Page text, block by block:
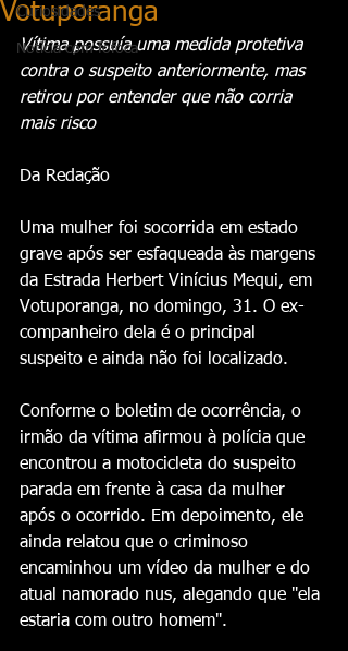
Curiosidades
Notícia com fofoca
Votuporanga
Vítima possuía uma medida protetiva
contra o suspeito anteriormente, mas
retirou por entender que não corria
mais risco
Da Redação
Uma mulher foi socorrida em estado
grave após ser esfaqueada às margens
da Estrada Herbert Vinícius Mequi, em
Votuporanga, no domingo, 31. O ex-
companheiro dela é o principal
suspeito e ainda não foi localizado.
Conforme o boletim de ocorrência, o
irmão da vítima afirmou à polícia que
encontrou a motocicleta do suspeito
parada em frente à casa da mulher
após o ocorrido. Em depoimento, ele
ainda relatou que o criminoso
encaminhou um vídeo da mulher e do
atual namorado nus, alegando que "ela
estaria com outro homem".